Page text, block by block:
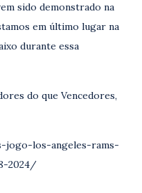
sido demonstrado na
em último lugar na
durante essa
do que Vencedores,
jogo-los-angeles-rams-
2024/